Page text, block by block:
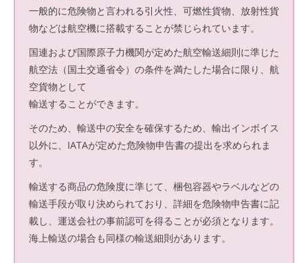
一般的に危険物と言われる引火性、可燃性貨物、放射性貨
物などは航空機に搭載することが禁じられています。
国連および国際原子力機関が定めた航空輸送細則に準じた
航空法（国土交通省令）の条件を満たした場合に限り、航
空貨物として
輸送することができます。
そのため、輸送中の安全を確保するため、輸出インボイス
以外に、IATAが定めた危険物申告書の提出を求められま
す。
輸送する商品の危険度に準じて、梱包容器やラベルなどの
輸送手段が取り決められており、詳細を危険物申告書に記
載し、運送会社の事前認可を得ることが必須となります。
海上輸送の場合も同様の輸送細則があります。